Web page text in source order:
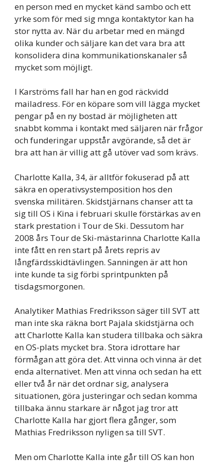
en person med en mycket känd sambo och ett
yrke som för med sig mnga kontaktytor kan ha
stor nytta av. När du arbetar med en mängd
olika kunder och säljare kan det vara bra att
konsolidera dina kommunikationskanaler så
mycket som möjligt.
I Karströms fall har han en god räckvidd
mailadress. För en köpare som vill lägga mycket
pengar på en ny bostad är möjligheten att
snabbt komma i kontakt med säljaren när frågor
och funderingar uppstår avgörande, så det är
bra att han är villig att gå utöver vad som krävs.
Charlotte Kalla, 34, är alltför fokuserad på att
säkra en operativsystemposition hos den
svenska militären. Skidstjärnans chanser att ta
sig till OS i Kina i februari skulle förstärkas av en
stark prestation i Tour de Ski. Dessutom har
2008 års Tour de Ski-mästarinna Charlotte Kalla
inte fått en ren start på årets repris av
långfärdsskidtävlingen. Sanningen är att hon
inte kunde ta sig förbi sprintpunkten på
tisdagsmorgonen.
Analytiker Mathias Fredriksson säger till SVT att
man inte ska räkna bort Pajala skidstjärna och
att Charlotte Kalla kan studera tillbaka och säkra
en OS-plats mycket bra. Stora idrottare har
förmågan att göra det. Att vinna och vinna är det
enda alternativet. Men att vinna och sedan ha ett
eller två år när det ordnar sig, analysera
situationen, göra justeringar och sedan komma
tillbaka ännu starkare är något jag tror att
Charlotte Kalla har gjort flera gånger, som
Mathias Fredriksson nyligen sa till SVT.
Men om Charlotte Kalla inte går till OS kan hon